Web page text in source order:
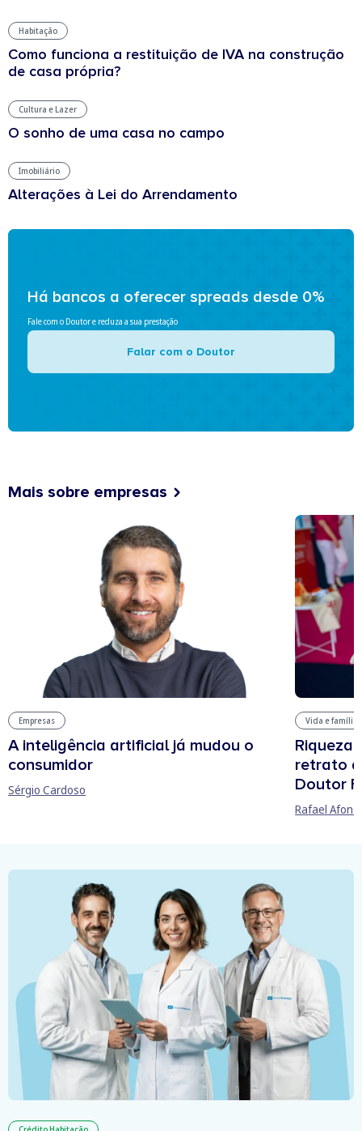
Habitação
Como funciona a restituição de IVA na construção
de casa própria?
Cultura e Lazer
O sonho de uma casa no campo
Imobiliário
Alterações à Lei do Arrendamento
Há bancos a oferecer spreads desde 0%
Fale com o Doutor e reduza a sua prestação
Falar com o Doutor
Mais sobre empresas
Empresas
A inteligência artificial já mudou o
consumidor
Sérgio Cardoso
Vida e família
retrato
Doutor
Rafael